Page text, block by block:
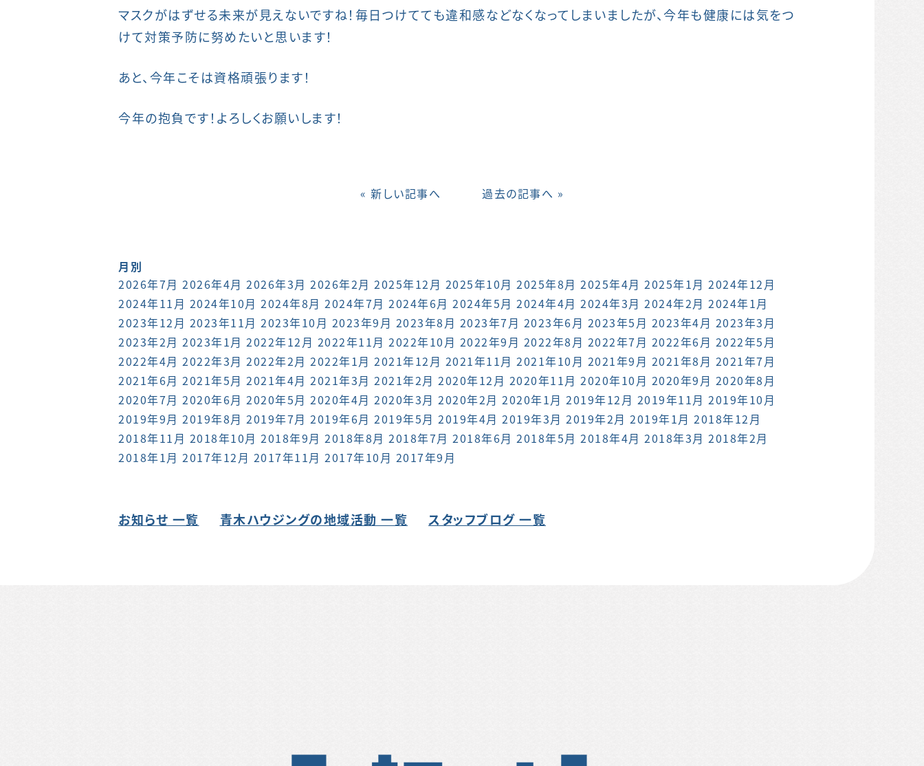
マスクがはずせる未来が見えないですね！毎日つけてても違和感などなくなってしまいましたが、今年も健康には気をつ
けて対策予防に努めたいと思います！
あと、今年こそは資格頑張ります！
今年の抱負です！よろしくお願いします！
« 新しい記事へ 過去の記事へ »
月別
2026年7月 2026年4月 2026年3月 2026年2月 2025年12月 2025年10月 2025年8月 2025年4月 2025年1月 2024年12月
2024年11月 2024年10月 2024年8月 2024年7月 2024年6月 2024年5月 2024年4月 2024年3月 2024年2月 2024年1月
2023年12月 2023年11月 2023年10月 2023年9月 2023年8月 2023年7月 2023年6月 2023年5月 2023年4月 2023年3月
2023年2月 2023年1月 2022年12月 2022年11月 2022年10月 2022年9月 2022年8月 2022年7月 2022年6月 2022年5月
2022年4月 2022年3月 2022年2月 2022年1月 2021年12月 2021年11月 2021年10月 2021年9月 2021年8月 2021年7月
2021年6月 2021年5月 2021年4月 2021年3月 2021年2月 2020年12月 2020年11月 2020年10月 2020年9月 2020年8月
2020年7月 2020年6月 2020年5月 2020年4月 2020年3月 2020年2月 2020年1月 2019年12月 2019年11月 2019年10月
2019年9月 2019年8月 2019年7月 2019年6月 2019年5月 2019年4月 2019年3月 2019年2月 2019年1月 2018年12月
2018年11月 2018年10月 2018年9月 2018年8月 2018年7月 2018年6月 2018年5月 2018年4月 2018年3月 2018年2月
2018年1月 2017年12月 2017年11月 2017年10月 2017年9月
お知らせ 一覧 青木ハウジングの地域活動 一覧 スタッフブログ 一覧